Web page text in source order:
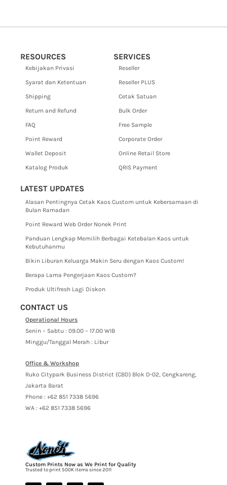
RESOURCES SERVICES
LATEST UPDATES
CONTACT US
Kebijakan Privasi
Syarat dan Ketentuan
Shipping
Return and Refund
FAQ
Point Reward
Wallet Deposit
Katalog Produk
Reseller
Reseller PLUS
Cetak Satuan
Bulk Order
Free Sample
Corporate Order
Online Retail Store
QRIS Payment
Alasan Pentingnya Cetak Kaos Custom untuk Kebersamaan di
Bulan Ramadan
Point Reward Web Order Nonek Print
Panduan Lengkap Memilih Berbagai Ketebalan Kaos untuk
Kebutuhanmu
Bikin Liburan Keluarga Makin Seru dengan Kaos Custom!
Berapa Lama Pengerjaan Kaos Custom?
Produk Ultifresh Lagi Diskon
Operational Hours
Senin – Sabtu : 09.00 – 17.00 WIB
Minggu/Tanggal Merah : Libur
Office & Workshop
Ruko Citypark Business District (CBD) Blok D-02, Cengkareng,
Jakarta Barat
Phone : +62 851 7338 5696
WA : +62 851 7338 5696
Custom Prints Now as We Print for Quality
Trusted to print 500K items since 2011